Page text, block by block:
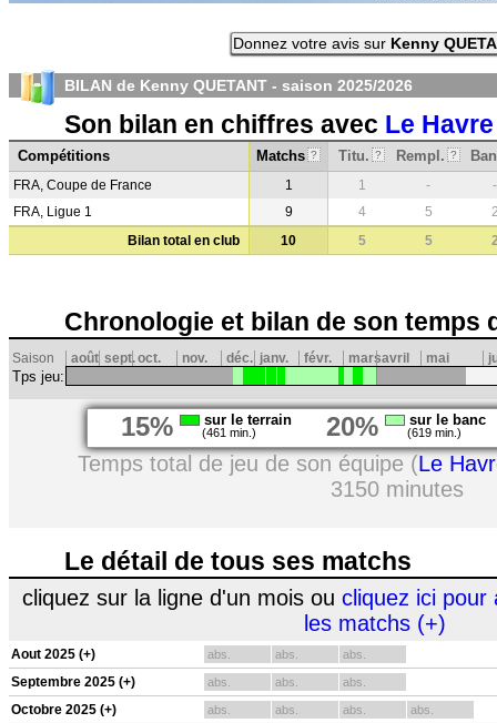
Donnez votre avis sur Kenny
BILAN de Kenny QUETANT - saison 2025/2026
Son bilan en chiffres avec Le Havre
Compétitions Matchs ? Titu. ? Rempl. ?
FRA, Coupe de France 1 1 -
-
FRA, Ligue 1
9 4 5
Bilan total en club
10 5 5
Chronologie et bilan de son temps
Saison août sept.oct. nov. déc. janv. févr. marsavril mai
Tps jeu:
15% sur le terrain
(461 min.) 20% sur le banc
(619 min.)
Temps total de jeu de son équipe (Le
3150 minutes
Le détail de tous ses matchs
cliquez sur la ligne d'un mois ou cliquez ici pour
les matchs (+)
Aout 2025 (+) abs. abs. abs.
Septembre 2025 (+) abs. abs. abs.
Octobre 2025 (+) abs. abs. abs. abs.